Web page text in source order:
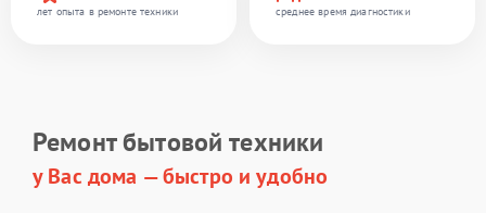
лет опыта в ремонте техники
среднее время диагностики
Ремонт бытовой техники
у Вас дома — быстро и удобно